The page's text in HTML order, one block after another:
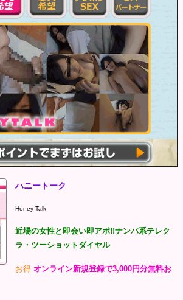
ハニートーク
Honey Talk
近場の女性と即会い即アポ!!ナンパ系テレク
ラ・ツーショットダイヤル
お得 オンライン新規登録で3,000円分無料お